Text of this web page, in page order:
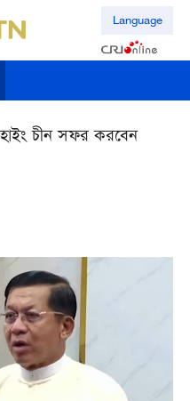
Language
হাইং চীন সফর করবেন